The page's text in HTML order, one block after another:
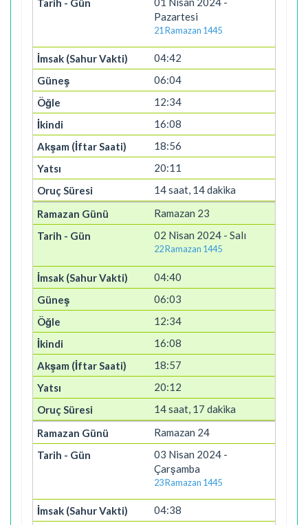
Pazartesi
21 Ramazan 1445
04:42
06:04
12:34
16:08
18:56
20:11
14 saat, 14 dakika
Ramazan 23
02 Nisan 2024 - Salı
22 Ramazan 1445
04:40
06:03
12:34
16:08
18:57
20:12
14 saat, 17 dakika
Ramazan 24
03 Nisan 2024 -
Çarşamba
23 Ramazan 1445
04:38